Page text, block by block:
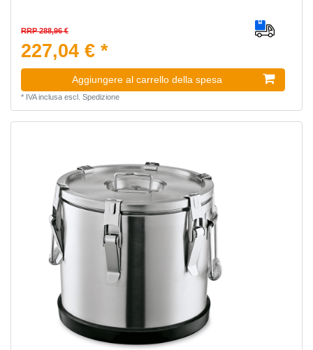
RRP 288,96 €
227,04 € *
Aggiungere al carrello della spesa
* IVA inclusaescl. Spedizione